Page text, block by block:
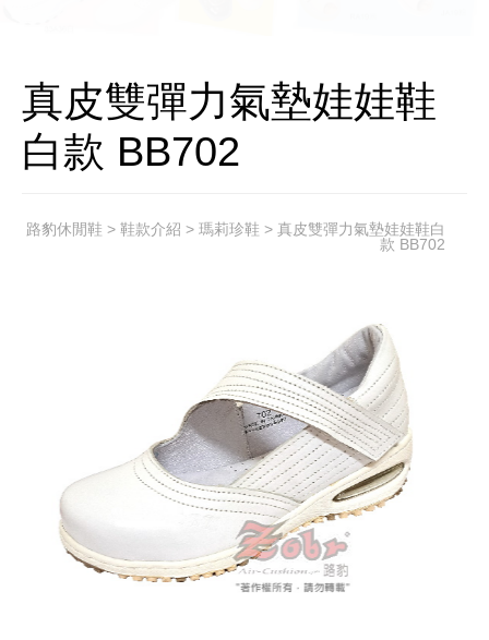
真皮雙彈力氣墊娃娃鞋
白款 BB702
路豹休閒鞋 > 鞋款介紹 > 瑪莉珍鞋 > 真皮雙彈力氣墊娃娃鞋白
款 BB702